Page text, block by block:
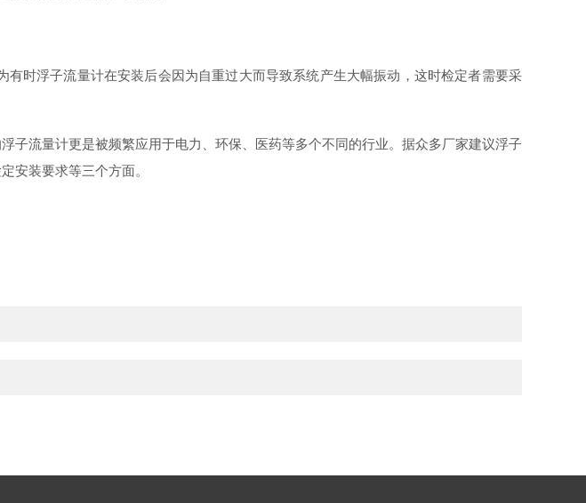
时浮子流量计在安装后会因为自重过大而导致系统产生大幅振动，这时检定者需要采
子流量计更是被频繁应用于电力、环保、医药等多个不同的行业。据众多厂家建议浮子
安装要求等三个方面。